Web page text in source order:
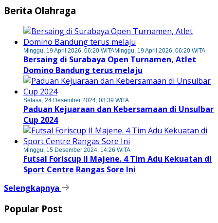
Berita Olahraga
Minggu, 19 April 2026, 06:20 WITAMinggu, 19 April 2026, 06:20 WITA
Bersaing di Surabaya Open Turnamen, Atlet
Domino Bandung terus melaju
Selasa, 24 Desember 2024, 08:39 WITA
Paduan Kejuaraan dan Kebersamaan di Unsulbar
Cup 2024
Minggu, 15 Desember 2024, 14:26 WITA
Futsal Foriscup II Majene. 4 Tim Adu Kekuatan di
Sport Centre Rangas Sore Ini
Selengkapnya
Popular Post